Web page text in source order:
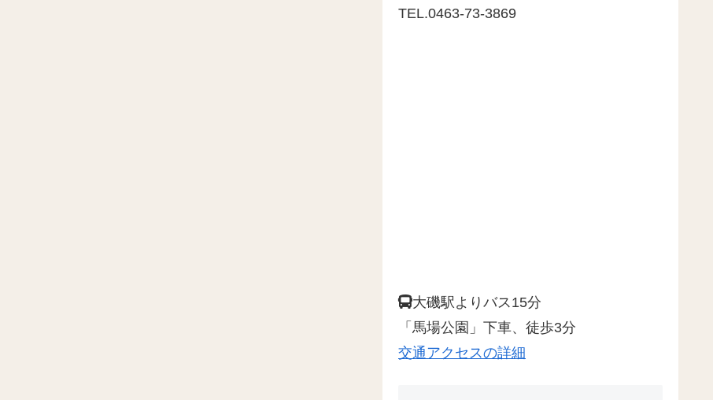
TEL.0463-73-3869
大磯駅よりバス15分
「馬場公園」下車、徒歩3分
交通アクセスの詳細